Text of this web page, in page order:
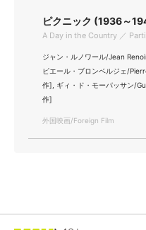
ピクニック (1936～
A Day in the Country ／
ジャン・ルノワール/Jean
ピエール・ブロンベルジェ/
作], ギィ・ド・モーパッサン/
作]
外国映画/Foreign Film